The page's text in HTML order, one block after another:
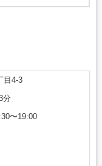
目4-3
分
〜19:00